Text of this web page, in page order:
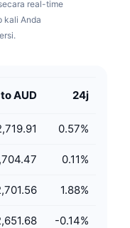
real-time
kali Anda
to AUD 24j
0.57%
0.11%
1.88%
-0.14%